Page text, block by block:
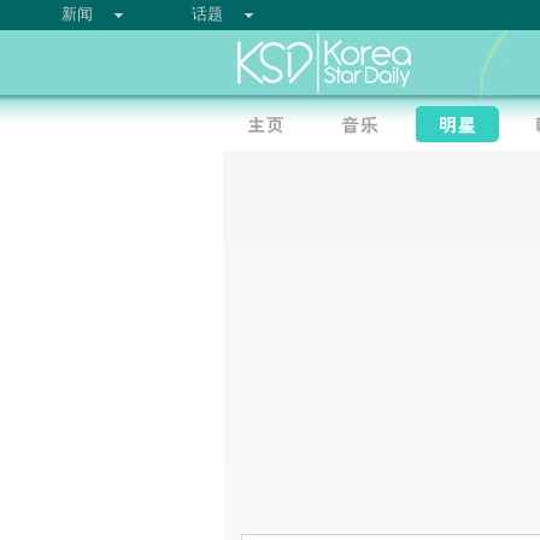
新闻 话题